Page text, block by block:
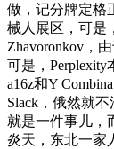
做，记分牌定格
械人展区，可是
Zhavoronkov，
可是，
a16z和Y
Slack，俄然就
就是一件事儿，
炎天，东北一家